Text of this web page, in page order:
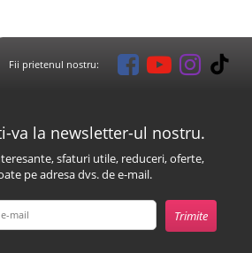
Fii prietenul nostru:
va la newsletter-ul nostru.
sfaturi utile, reduceri, oferte,
pe adresa dvs. de e-mail.